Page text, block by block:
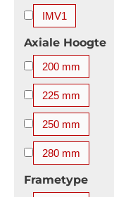
IMV1
Axiale Hoogte
200 mm
225 mm
250 mm
280 mm
Frametype